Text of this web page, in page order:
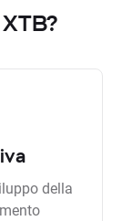
della